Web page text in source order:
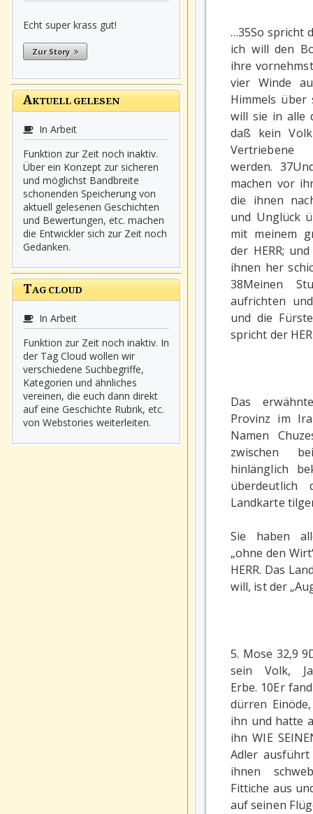
…35So spricht
ich will den
ihre
vier Winde
Himmels über
will sie in alle
daß kein
werden.
machen vor
die ihnen
und Unglück
mit meinem
der HERR;
ihnen her
38Meinen
aufrichten
und die
spricht der
Das
Provinz im
Namen
zwischen
hinlänglich
Landkarte
Sie haben
„ohne den
HERR. Das
will, ist der
5. Mose 32,9
sein Volk,
Erbe. 10Er
dürren
ihn und hatte
ihn WIE
Adler
ihnen
Fittiche aus
auf seinen
Echt super krass gut!
Zur Story
AKTUELL GELESEN
In Arbeit
Funktion zur Zeit noch inaktiv.
Über ein Konzept zur sicheren
und möglichst Bandbreite
schonenden Speicherung von
aktuell gelesenen Geschichten
und Bewertungen, etc. machen
die Entwickler sich zur Zeit noch
Gedanken.
TAG CLOUD
In Arbeit
Funktion zur Zeit noch inaktiv. In
der Tag Cloud wollen wir
verschiedene Suchbegriffe,
Kategorien und ähnliches
vereinen, die euch dann direkt
auf eine Geschichte Rubrik, etc.
von Webstories weiterleiten.